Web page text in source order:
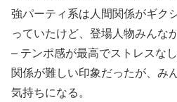
強パーティ系は人間関係がギク
っていたけど、登場人物みんな
– テンポ感が最高でストレスな
関係が難しい印象だったが、み
気持ちになる。